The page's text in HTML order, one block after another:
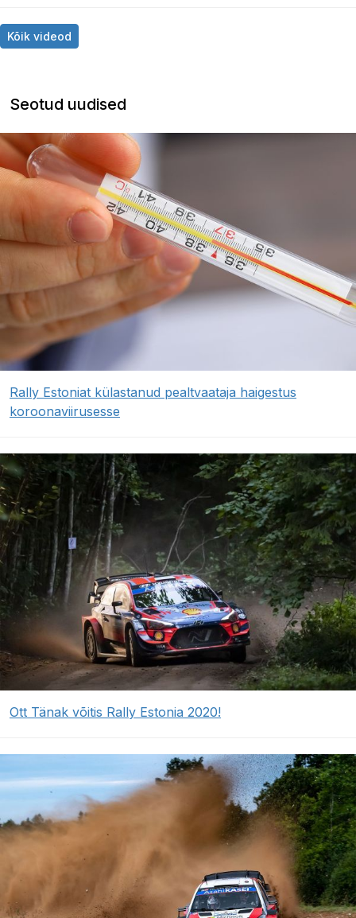
Kõik videod
Seotud uudised
Rally Estoniat külastanud pealtvaataja haigestus
koroonaviirusesse
Ott Tänak võitis Rally Estonia 2020!